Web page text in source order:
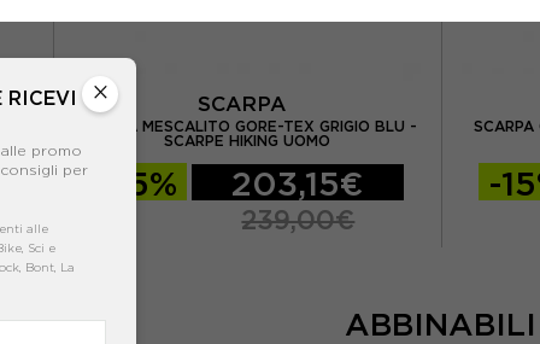
SCARPA
SCARPA MESCALITO GORE-TEX GRIGIO BLU -
SCARPE HIKING UOMO
-15% 203,15€
239,00€
-
ABBINABILI
×
RICEVI
promo
per
alle
Sci e
Bont, La